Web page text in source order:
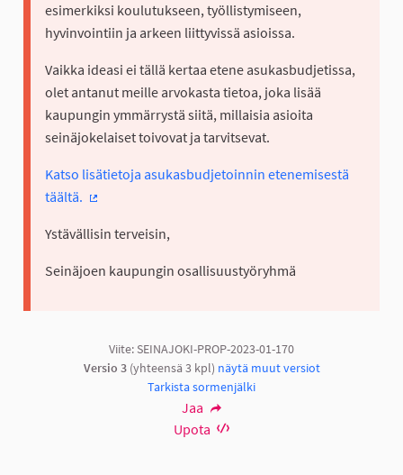
esimerkiksi koulutukseen, työllistymiseen,
hyvinvointiin ja arkeen liittyvissä asioissa.
Vaikka ideasi ei tällä kertaa etene asukasbudjetissa,
olet antanut meille arvokasta tietoa, joka lisää
kaupungin ymmärrystä siitä, millaisia asioita
seinäjokelaiset toivovat ja tarvitsevat.
Katso lisätietoja asukasbudjetoinnin etenemisestä
täältä.
Ystävällisin terveisin,
Seinäjoen kaupungin osallisuustyöryhmä
Viite: SEINAJOKI-PROP-2023-01-170
Versio 3(yhteensä 3 kpl) näytä muut versiot
Tarkista sormenjälki
Jaa
Upota